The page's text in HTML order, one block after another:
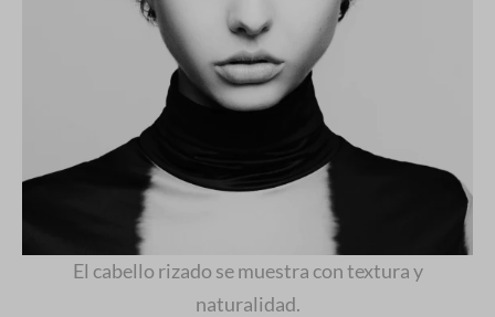
El cabello rizado se muestra con textura y
naturalidad.